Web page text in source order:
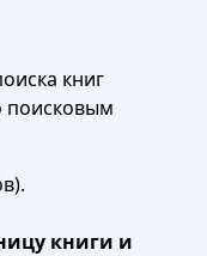
книг
поисковым
книги и